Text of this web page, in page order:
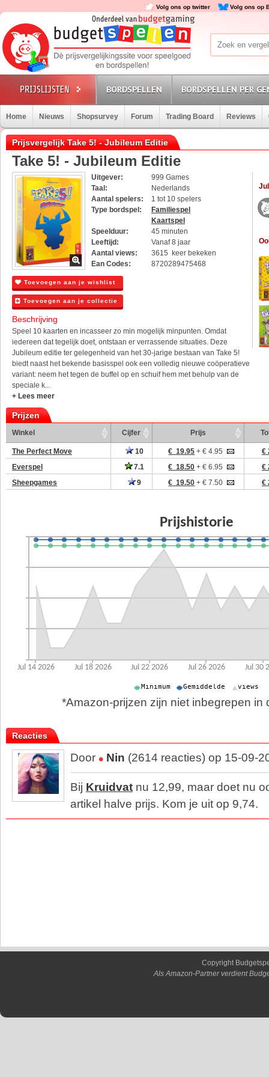
Volg ons op twitter Volg ons op
BORDSPELLEN BORDSPELLEN PER
Home Nieuws Shopsurvey Forum Trading Board Reviews
Prijsvergelijk Take 5! - Jubileum Editie
Take 5! - Jubileum Editie
Uitgever:
999 Games
Taal:
Nederlands
Aantal spelers:
1 tot 10 spelers
Type bordspel:
Familiespel
Kaartspel
Speelduur:
45 minuten
Leeftijd:
Vanaf 8 jaar
Aantal views:
3615 keer bekeken
Ean Codes:
8720289475468
Toevoegen aan je wishlist
Toevoegen aan je collectie
Beschrijving
Speel 10 kaarten en incasseer zo min mogelijk minpunten. Omdat
iedereen dat tegelijk doet, ontstaan er verrassende situaties. Deze
Jubileum editie ter gelegenheid van het 30-jarige bestaan van Take 5!
biedt naast het bekende basisspel ook een volledig nieuwe coöperatieve
variant: neem het tegen de buffel op en schuif hem met behulp van de
speciale k...
+ Lees meer
Prijzen
Winkel Cijfer Prijs
The Perfect Move 10 € 19.95 + € 4.95
€
Everspel
7.1 € 18.50 + € 6.95
€
Sheepgames
9 € 19.50 + € 7.50 €
*Amazon-prijzen zijn niet inbegrepen in
Reacties
Door Nin (2614 reacties) op 15-09-
Bij Kruidvat nu 12,99, maar doet nu
artikel halve prijs. Kom je uit op 9,74.
Copyright
Als Amazon-Partner verdient